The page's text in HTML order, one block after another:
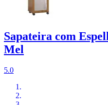
Sapateira com
Mel
5.0